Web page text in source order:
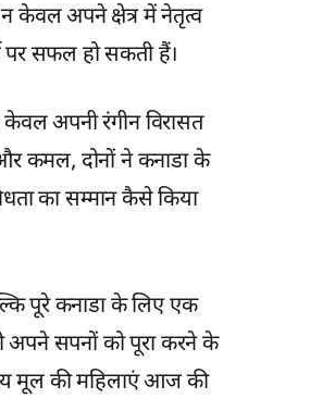
केवल अपने क्षेत्र में नेतृत्व
पर सफल हो सकती हैं।
केवल अपनी रंगीन विरासत
कमल, दोनों ने कनाडा के
का सम्मान कैसे किया
पूरे कनाडा के लिए एक
अपने सपनों को पूरा करने के
मूल की महिलाएं आज की